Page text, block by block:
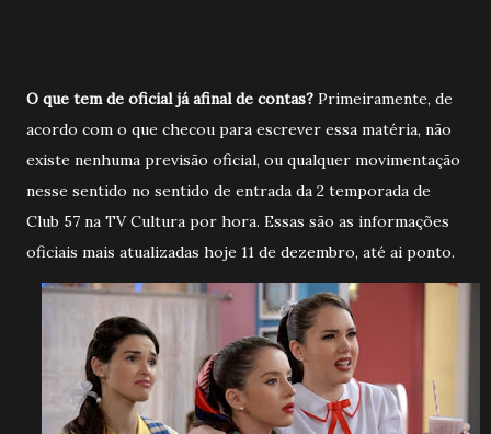
O que tem de oficial já afinal de contas? Primeiramente, de
acordo com o que checou para escrever essa matéria, não
existe nenhuma previsão oficial, ou qualquer movimentação
nesse sentido no sentido de entrada da 2 temporada de
Club 57 na TV Cultura por hora. Essas são as informações
oficiais mais atualizadas hoje 11 de dezembro, até ai ponto.